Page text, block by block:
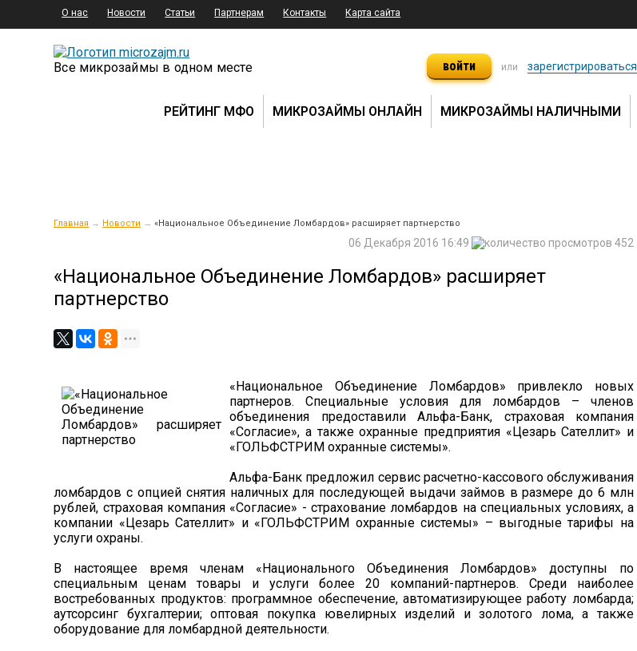
О нас Новости Статьи Партнерам Контакты Карта сайта
Все микрозаймы в одном месте войти или зарегистрироваться
РЕЙТИНГ МФО МИКРОЗАЙМЫ ОНЛАЙН МИКРОЗАЙМЫ НАЛИЧНЫМИ
Главная → Новости → «Национальное Объединение Ломбардов» расширяет партнерство
452
06 Декабря 2016 16:49
«Национальное Объединение Ломбардов» расширяет
партнерство
«Национальное Объединение Ломбардов» привлекло новых
партнеров. Специальные условия для ломбардов – членов
объединения предоставили Альфа-Банк, страховая компания
«Согласие», а также охранные предприятия «Цезарь Сателлит» и
«ГОЛЬФСТРИМ охранные системы».
Альфа-Банк предложил сервис расчетно-кассового обслуживания
ломбардов с опцией снятия наличных для последующей выдачи займов в размере до 6 млн
рублей, страховая компания «Согласие» - страхование ломбардов на специальных условиях, а
компании «Цезарь Сателлит» и «ГОЛЬФСТРИМ охранные системы» – выгодные тарифы на
услуги охраны.
В настоящее время членам «Национального Объединения Ломбардов» доступны по
специальным ценам товары и услуги более 20 компаний-партнеров. Среди наиболее
востребованных продуктов: программное обеспечение, автоматизирующее работу ломбарда;
аутсорсинг бухгалтерии; оптовая покупка ювелирных изделий и золотого лома, а также
оборудование для ломбардной деятельности.